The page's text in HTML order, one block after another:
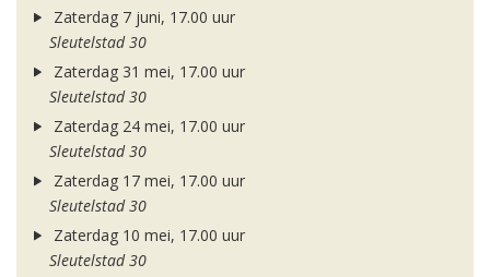
Zaterdag 7 juni, 17.00 uur
Sleutelstad 30
Zaterdag 31 mei, 17.00 uur
Sleutelstad 30
Zaterdag 24 mei, 17.00 uur
Sleutelstad 30
Zaterdag 17 mei, 17.00 uur
Sleutelstad 30
Zaterdag 10 mei, 17.00 uur
Sleutelstad 30